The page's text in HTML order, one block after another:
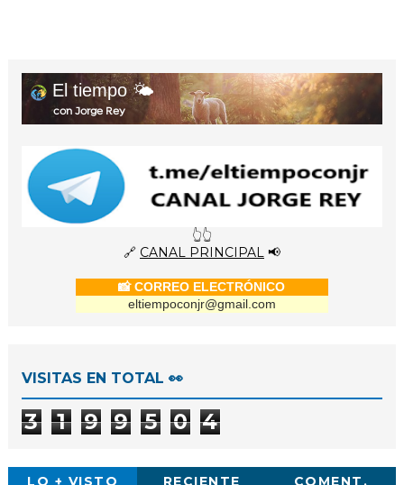
El tiempo 🌤️
con Jorge Rey
👆👆
🔗 CANAL PRINCIPAL📢
📸 CORREO ELECTRÓNICO
eltiempoconjr@gmail.com
VISITAS EN TOTAL 👀
3 1 9 9 5 0 4
LO + VISTO RECIENTE COMENT.